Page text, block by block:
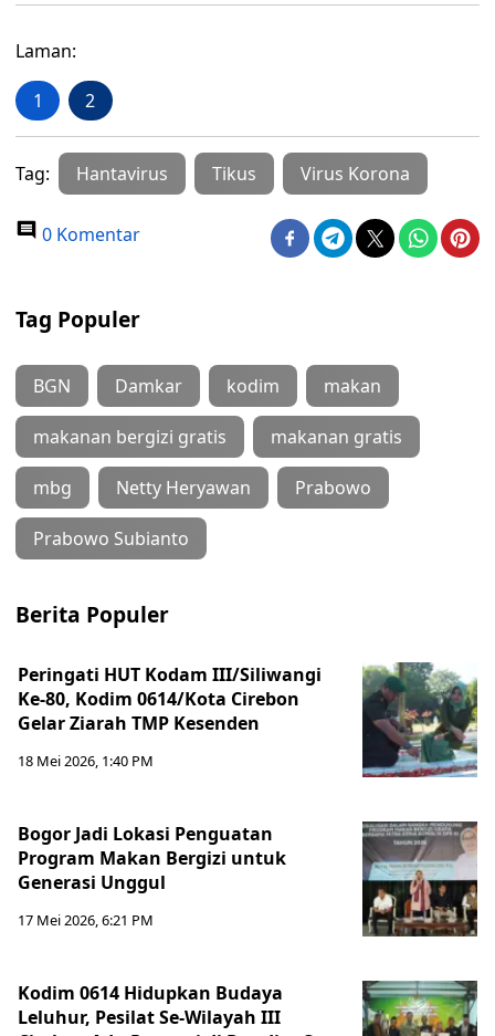
Laman:
1 2
Tag: Hantavirus Tikus Virus Korona
0 Komentar
Tag Populer
BGN Damkar kodim makan
makanan bergizi gratis makanan gratis
mbg Netty Heryawan Prabowo
Prabowo Subianto
Berita Populer
Peringati HUT Kodam III/Siliwangi
Ke-80, Kodim 0614/Kota Cirebon
Gelar Ziarah TMP Kesenden
18 Mei 2026, 1:40 PM
Bogor Jadi Lokasi Penguatan
Program Makan Bergizi untuk
Generasi Unggul
17 Mei 2026, 6:21 PM
Kodim 0614 Hidupkan Budaya
Leluhur, Pesilat Se-Wilayah III